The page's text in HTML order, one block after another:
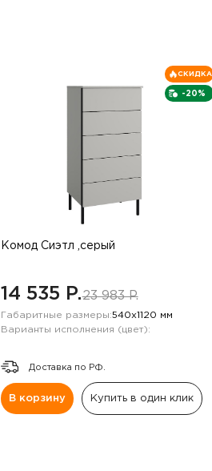
-20%
СКИДКА
Комод Сиэтл ,серый
14 535 P.23 983 P.
Габаритные размеры:540х1120 мм
Варианты исполнения (цвет):
Доставка по РФ.
В корзину Купить в один клик